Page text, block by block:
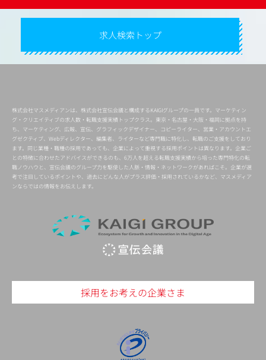
求人検索トップ
株式会社マスメディアンは、株式会社宣伝会議と構成するKAIGIグループの一員です。マーケティン
グ・クリエイティブの求人数・転職支援実績トップクラス。東京・名古屋・大阪・福岡に拠点を持
ち、マーケティング、広報、宣伝、グラフィックデザイナー、コピーライター、営業・アカウントエ
グゼクティブ、Webディレクター、編集者、ライターなど専門職に特化し、転職のご支援をしており
ます。同じ業種・職種の採用であっても、企業によって重視する採用ポイントは異なります。企業ご
との特徴に合わせたアドバイスができるのも、6万人を超える転職支援実績から培った専門特化の転
職ノウハウと、宣伝会議のグループ力を駆使した人脈・情報・ネットワークがあればこそ。企業が選
考で注目しているポイントや、過去にどんな人がプラス評価・採用されているかなど、マスメディア
ンならではの情報をお伝えします。
採用をお考えの企業さま